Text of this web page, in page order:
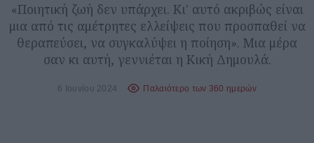
«Ποιητική ζωή δεν υπάρχει. Κι' αυτό ακριβώς είναι
μια από τις αμέτρητες ελλείψεις που προσπαθεί να
θεραπεύσει, να συγκαλύψει η ποίηση». Μια μέρα
σαν κι αυτή, γεννιέται η Κική Δημουλά.
6 Ιουνίου 2024 Παλαιότερο των 360 ημερών